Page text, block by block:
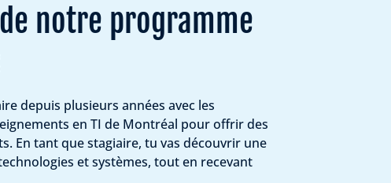
notre programme
depuis plusieurs années avec les
en TI de Montréal pour offrir des
En tant que stagiaire, tu vas découvrir une
et systèmes, tout en recevant